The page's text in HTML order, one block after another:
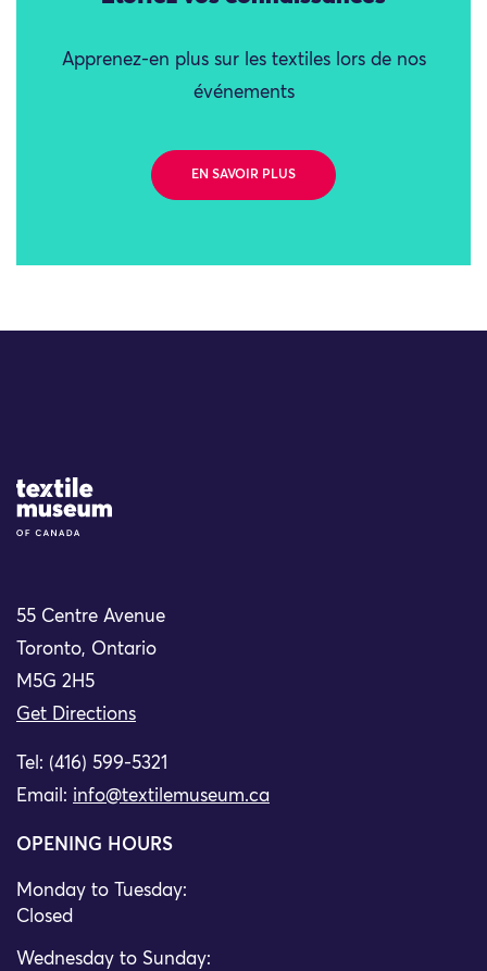
Apprenez-en plus sur les textiles lors de nos
événements
EN SAVOIR PLUS
Site Logo
55 Centre Avenue
Toronto, Ontario
M5G 2H5
Get Directions
Tel: (416) 599-5321
Email: info@textilemuseum.ca
OPENING HOURS
Monday to Tuesday:
Closed
Wednesday to Sunday: